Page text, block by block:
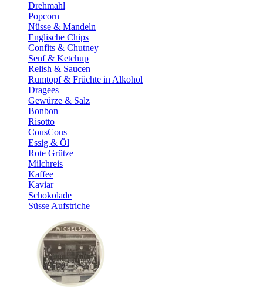
Drehmahl
Popcorn
Nüsse & Mandeln
Englische Chips
Confits & Chutney
Senf & Ketchup
Relish & Saucen
Rumtopf & Früchte in Alkohol
Dragees
Gewürze & Salz
Bonbon
Risotto
CousCous
Essig & Öl
Rote Grütze
Milchreis
Kaffee
Kaviar
Schokolade
Süsse Aufstriche